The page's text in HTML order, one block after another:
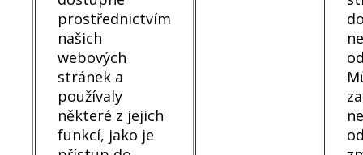
prostřednictvím
našich
webových
stránek a
používaly
některé z jejich
funkcí, jako je